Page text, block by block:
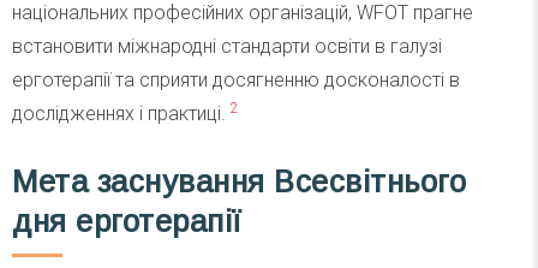
національних професійних організацій, WFOT прагне
встановити міжнародні стандарти освіти в галузі
ерготерапії та сприяти досягненню досконалості в
дослідженнях і практиці. 2
Мета заснування Всесвітнього
дня ерготерапії